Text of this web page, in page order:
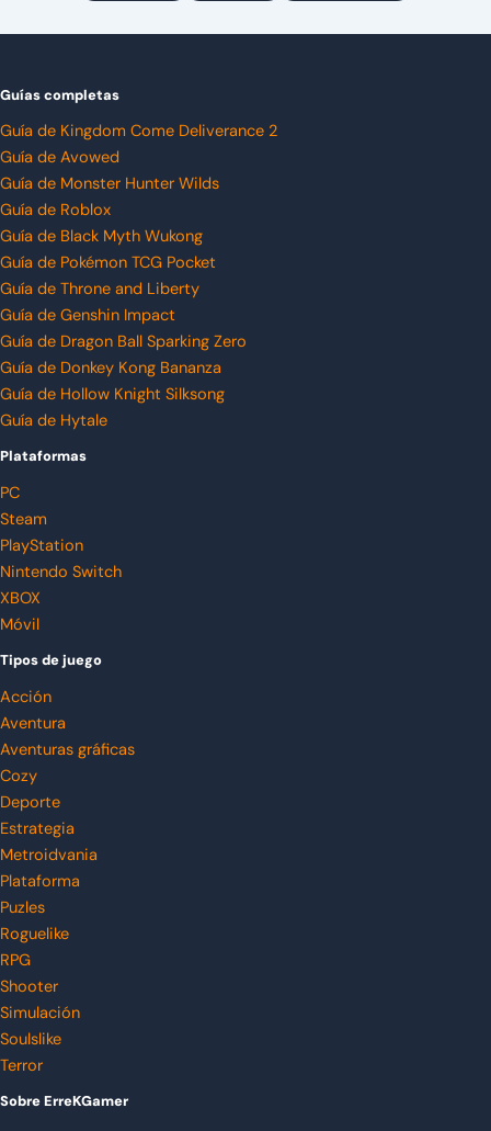
Guías completas
Guía de Kingdom Come Deliverance 2
Guía de Avowed
Guía de Monster Hunter Wilds
Guía de Roblox
Guía de Black Myth Wukong
Guía de Pokémon TCG Pocket
Guía de Throne and Liberty
Guía de Genshin Impact
Guía de Dragon Ball Sparking Zero
Guía de Donkey Kong Bananza
Guía de Hollow Knight Silksong
Guía de Hytale
Plataformas
PC
Steam
PlayStation
Nintendo Switch
XBOX
Móvil
Tipos de juego
Acción
Aventura
Aventuras gráficas
Cozy
Deporte
Estrategia
Metroidvania
Plataforma
Puzles
Roguelike
RPG
Shooter
Simulación
Soulslike
Terror
Sobre ErreKGamer